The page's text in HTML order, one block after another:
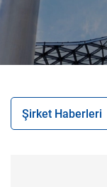
Şirket Haberleri